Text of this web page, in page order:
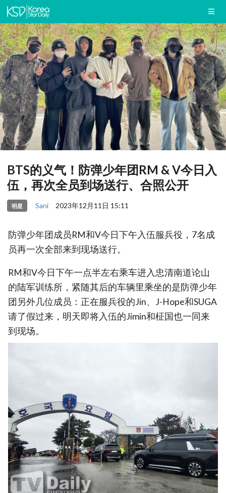
BTS的义气！防弹少年团RM & V今日入
伍，再次全员到场送行、合照公开
明星 Sani 2023年12月11日 15:11
防弹少年团成员RM和V今日下午入伍服兵役，7名成
员再一次全部来到现场送行。
RM和V今日下午一点半左右乘车进入忠清南道论山
的陆军训练所，紧随其后的车辆里乘坐的是防弹少年
团另外几位成员：正在服兵役的Jin、J-Hope和SUGA
请了假过来，明天即将入伍的Jimin和柾国也一同来
到现场。